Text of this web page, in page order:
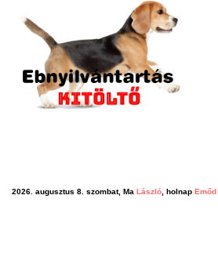
2026. augusztus 8. szombat, Ma László , holnap Emőd